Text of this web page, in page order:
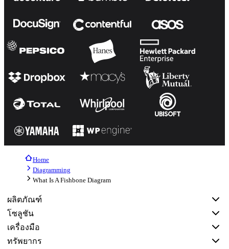
Home
Diagramming
What Is A Fishbone Diagram
ผลิตภัณฑ์
โซลูชัน
เครื่องมือ
ทรัพยากร